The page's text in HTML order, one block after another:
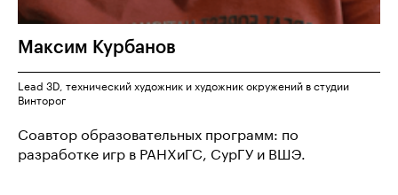
Максим Курбанов
Lead 3D, технический художник и художник окружений в студии
Винторог
Соавтор образовательных программ: по
разработке игр в РАНХиГС, СурГУ и ВШЭ.